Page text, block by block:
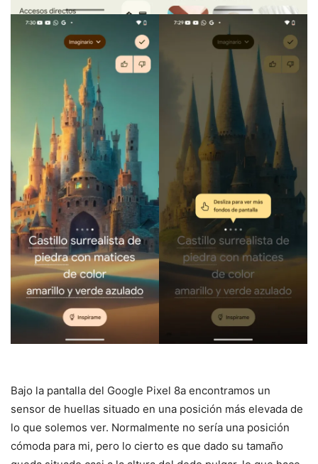
Bajo la pantalla del Google Pixel 8a encontramos un
sensor de huellas situado en una posición más elevada de
lo que solemos ver. Normalmente no sería una posición
cómoda para mi, pero lo cierto es que dado su tamaño